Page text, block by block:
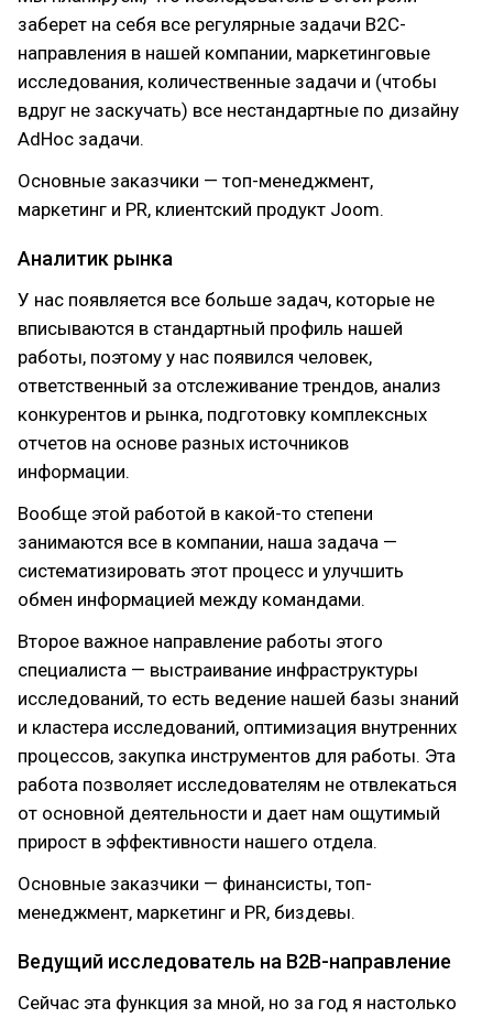
заберет на себя все регулярные задачи B2C-
направления в нашей компании, маркетинговые
исследования, количественные задачи и (чтобы
вдруг не заскучать) все нестандартные по дизайну
AdHoc задачи.
Основные заказчики — топ-менеджмент,
маркетинг и PR, клиентский продукт Joom.
Аналитик рынка
У нас появляется все больше задач, которые не
вписываются в стандартный профиль нашей
работы, поэтому у нас появился человек,
ответственный за отслеживание трендов, анализ
конкурентов и рынка, подготовку комплексных
отчетов на основе разных источников
информации.
Вообще этой работой в какой-то степени
занимаются все в компании, наша задача —
систематизировать этот процесс и улучшить
обмен информацией между командами.
Второе важное направление работы этого
специалиста — выстраивание инфраструктуры
исследований, то есть ведение нашей базы знаний
и кластера исследований, оптимизация внутренних
процессов, закупка инструментов для работы. Эта
работа позволяет исследователям не отвлекаться
от основной деятельности и дает нам ощутимый
прирост в эффективности нашего отдела.
Основные заказчики — финансисты, топ-
менеджмент, маркетинг и PR, биздевы.
Ведущий исследователь на B2B-направление
Сейчас эта функция за мной, но за год я настолько